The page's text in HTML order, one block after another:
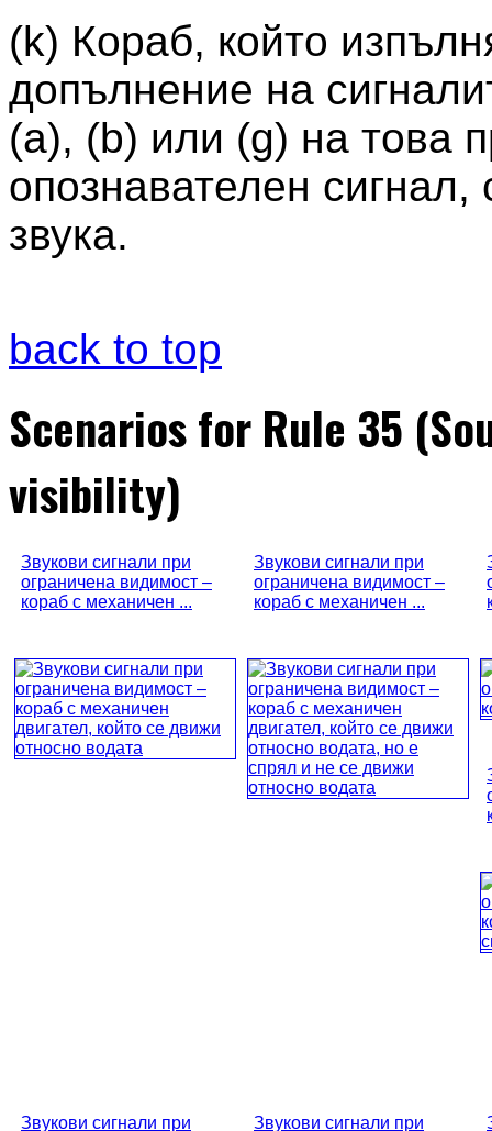
(k) Кораб, който
допълнение на
(а), (b) или (g) на това
опознавателен
звука.
back to top
Scenarios for Rule 35
visibility)
Звукови сигнали при
ограничена видимост –
кораб с механичен ...
Звукови сигнали при
ограничена видимост –
кораб с механичен ...
Звукови сигнали при Звукови сигнали при